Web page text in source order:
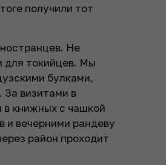
получили тот
Не
для токийцев. Мы
булками,
визитами в
в книжных с чашкой
и вечерними рандеву
район проходит